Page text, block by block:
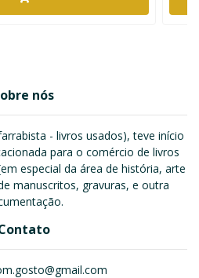
nós
- livros usados), teve início
para o comércio de livros
especial da área de história, arte
manuscritos, gravuras, e outra